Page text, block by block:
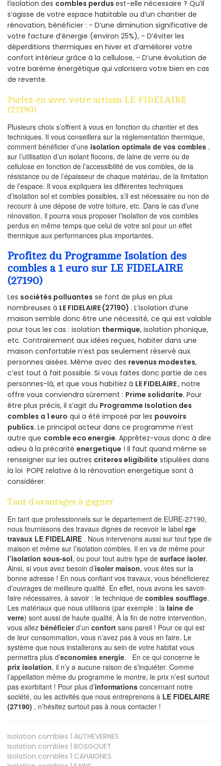
l’isolation des combles perdus est-elle nécessaire ? Qu’il
s’agisse de votre espace habitable ou d’un chantier de
rénovation, bénéficier : - D’une diminution significative de
votre facture d’énergie (environ 25%), - D’éviter les
déperditions thermiques en hiver et d’améliorer votre
confort intérieur grâce à la cellulose, - D’une évolution de
votre barème énergétique qui valorisera votre bien en cas
de revente.
Parlez-en avec votre artisan LE FIDELAIRE
(27190)
Plusieurs choix s’offrent à vous en fonction du chantier et des
techniques. Il vous conseillera sur la réglementation thermique,
comment bénéficier d’une isolation optimale de vos combles ,
sur l’utilisation d’un isolant flocons, de laine de verre ou de
cellulose en fonction de l’accessibilité de vos combles, de la
résistance ou de l’épaisseur de chaque matériau, de la limitation
de l’espace. Il vous expliquera les différentes techniques
d’isolation sol et combles possibles, s’il est nécessaire ou non de
recourir à une dépose de votre toiture, etc. Dans le cas d’une
rénovation, il pourra vous proposer l’isolation de vos combles
perdus en même temps que celui de votre sol pour un effet
thermique aux performances plus importantes.
Profitez du Programme Isolation des
combles a 1 euro sur LE FIDELAIRE
(27190)
Les sociétés polluantes se font de plus en plus
nombreuses à LE FIDELAIRE (27190) . L’isolation d’une
maison semble donc être une nécessité, ce qui est valable
pour tous les cas : isolation thermique, isolation phonique,
etc. Contrairement aux idées reçues, habiter dans une
maison confortable n’est pas seulement réservé aux
personnes aisées. Même avec des revenus modestes,
c’est tout à fait possible. Si vous faites donc partie de ces
personnes-là, et que vous habitiez à LE FIDELAIRE, notre
offre vous conviendra sûrement : Prime solidarite. Pour
être plus précis, il s’agit du Programme Isolation des
combles a 1 euro qui a été imposé par les pouvoirs
publics. Le principal acteur dans ce programme n’est
autre que comble eco energie. Apprêtez-vous donc à dire
adieu à la précarité energetique ! Il faut quand même se
renseigner sur les autres criteres eligibilite stipulées dans
la loi POPE relative à la rénovation energetique sont à
considérer.
Tant d’avantages à gagner
En tant que professionnels sur le departement de EURE-27190,
nous fournissons des travaux dignes de recevoir le label rge
travaux LE FIDELAIRE . Nous intervenons aussi sur tout type de
maison et même sur l’isolation combles. Il en va de même pour
l’isolation sous-sol, ou pour tout autre type de surface isoler.
Ainsi, si vous avez besoin d’isoler maison, vous êtes sur la
bonne adresse ! En nous confiant vos travaux, vous bénéficierez
d’ouvrages de meilleure qualité. En effet, nous avons les savoir-
faire nécessaires, à savoir : le technique de combles soufflage.
Les matériaux que nous utilisons (par exemple : la laine de
verre) sont aussi de haute qualité. À la fin de notre intervention,
vous allez bénéficierd’un confort sans pareil ! Pour ce qui est
de leur consommation, vous n’avez pas à vous en faire. Le
système que nous installerons au sein de votre habitat vous
permettra plus d’economies energie. En ce qui concerne le
prix isolation, il n’y a aucune raison de s’inquiéter. Comme
l’appellation même du programme le montre, le prix n’est surtout
pas exorbitant ! Pour plus d’informations concernant notre
société, ou les activités que nous entreprenons à LE FIDELAIRE
(27190) , n’hésitez surtout pas à nous contacter !
Isolation combles 1 AUTHEVERNES
Isolation combles 1 BOSGOUET
Isolation combles 1 CAHAIGNES